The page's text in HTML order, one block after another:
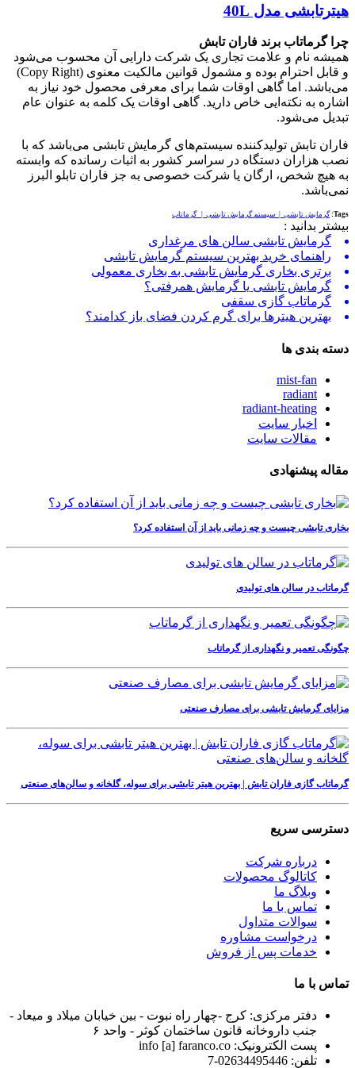
هیترتابشی مدل 40L
چرا گرماتاب برند فاران تابش
همیشه نام و علامت تجاری یک شرکت دارایی آن محسوب می‌شود
و قابل احترام بوده و مشمول قوانین مالکیت معنوی (Copy Right)
می‌باشد. اما گاهی اوقات شما برای معرفی محصول خود نیاز به
اشاره به نکته‌ایی خاص دارید. گاهی اوقات یک کلمه به عنوان عام
تبدیل می‌شود.
فاران تابش تولید‌کننده سیستم‌های گرمایش تابشی می‌باشد که با
نصب هزاران دستگاه در سراسر کشور به اثبات رسانده که وابسته
به هیچ شخص، ارگان یا شرکت خصوصی به جز فاران تابلو البرز
نمی‌باشد.
Tags: گرمایش تابشی | سیستم گرمایش تابشی | گرماتاب
بیشتر بدانید :
گرمایش تابشی سالن های مرغداری
راهنمای خرید بهترین سیستم گرمایش تابشی
برتری بخاری گرمایش تابشی به بخاری معمولی
گرمایش تابشی یا گرمایش همرفتی؟
گرماتاب گازی سقفی
بهترین هیترها برای گرم کردن فضای باز کدامند؟
دسته بندی ها
mist-fan
radiant
radiant-heating
اخبار سایت
مقالات سایت
مقاله پیشنهادی
بخاری تابشی چیست و چه زمانی باید از آن استفاده کرد؟
گرماتاب در سالن های تولیدی
چگونگی تعمیر و نگهداری از گرماتاب
مزایای گرمایش تابشی برای مصارف صنعتی
گرماتاب گازی فاران تابش | بهترین هیتر تابشی برای سوله، گلخانه و سالن‌های صنعتی
دسترسی سریع
درباره شرکت
کاتالوگ محصولات
وبلاگ ما
تماس با ما
سوالات متداول
درخواست مشاوره
خدمات پس از فروش
تماس با ما
دفتر مرکزی: کرج -چهار راه نبوت - بین خیابان میلاد و میعاد -
جنب داروخانه قانون ساختمان کوثر - واحد ۶
پست الکترونیک:
تلفن: